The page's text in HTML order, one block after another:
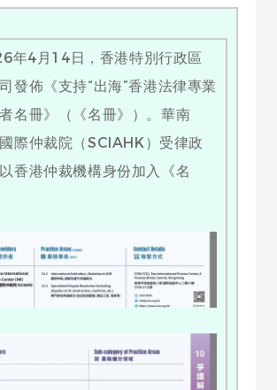
月14日，香港特別行政區
發佈《支持“出海”香港法律專業
名冊》（《名冊》）。華南
國際仲裁院（SCIAHK）受律政
香港仲裁機構身份加入《名